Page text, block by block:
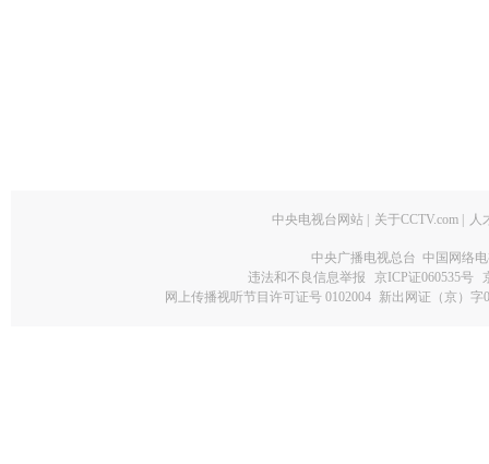
中央电视台网站 关于CCTV.com 人
中央广播电视总台 中国网络
违法和不良信息举报
京ICP证060535号
网上传播视听节目许可证号 0102004 新出网证（京）